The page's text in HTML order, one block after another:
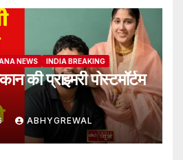
NEWS INDIA BREAKING
की प्राइमरी पोस्टमॉर्टम
ABHYGREWAL